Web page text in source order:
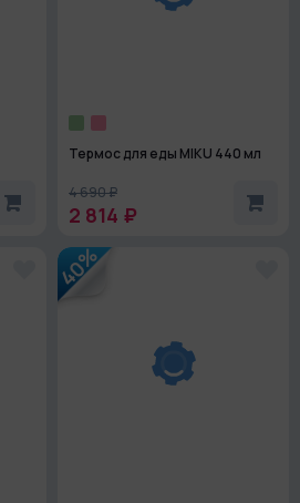
Термос для еды MIKU 440 мл
4 690 ₽
2 814 ₽
40%